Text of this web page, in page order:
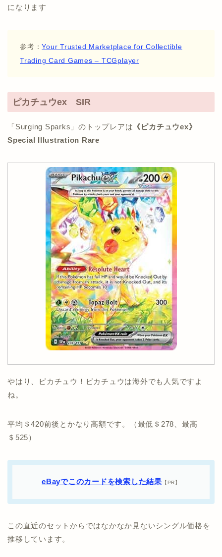
になります
参考：Your Trusted Marketplace for Collectible
Trading Card Games – TCGplayer
ピカチュウex SIR
「Surging Sparks」のトップレアは 《ピカチュウex》
Special Illustration Rare
やはり、ピカチュウ！ピカチュウは海外でも人気ですよ
ね。
平均＄420前後とかなり高額です。（最低＄278、最高
＄525）
eBayでこのカードを検索した結果 【PR】
この直近のセットからではなかなか見ないシングル価格を
推移しています。